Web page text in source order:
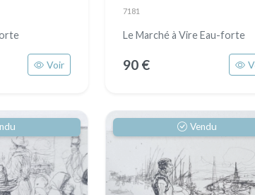
Voir
7181
Le Marché à Vire Eau-forte
90 €
Vendu